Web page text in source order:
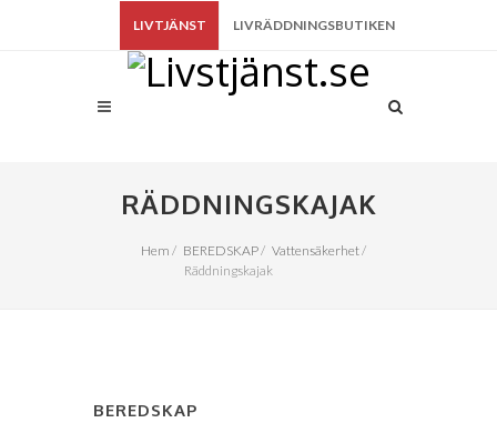
LIVTJÄNST LIVRÄDDNINGSBUTIKEN
RÄDDNINGSKAJAK
Hem / BEREDSKAP/ Vattensäkerhet/
Räddningskajak
BEREDSKAP